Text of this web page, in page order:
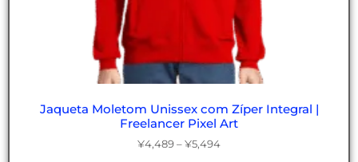
Jaqueta Moletom Unissex com Zíper Integral |
Freelancer Pixel Art
¥4,489 – ¥5,494